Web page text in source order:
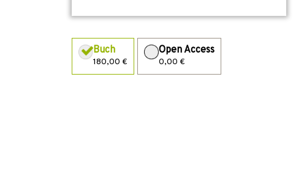
Buch
180,00 €
Open Access
0,00 €